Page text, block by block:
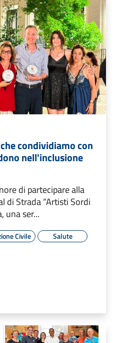
condividiamo con
nell'inclusione
di partecipare alla
di Strada “Artisti Sordi
una ser...
Civile
Salute